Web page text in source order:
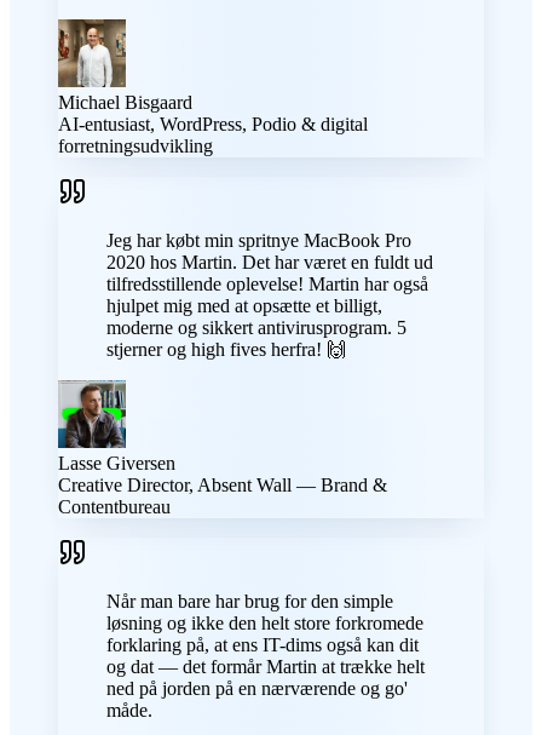
Michael Bisgaard
AI-entusiast, WordPress, Podio & digital
forretningsudvikling
Jeg har købt min spritnye MacBook Pro
2020 hos Martin. Det har været en fuldt ud
tilfredsstillende oplevelse! Martin har også
hjulpet mig med at opsætte et billigt,
moderne og sikkert antivirusprogram. 5
stjerner og high fives herfra! 🙌
Lasse Giversen
Creative Director, Absent Wall — Brand &
Contentbureau
Når man bare har brug for den simple
løsning og ikke den helt store forkromede
forklaring på, at ens IT-dims også kan dit
og dat — det formår Martin at trække helt
ned på jorden på en nærværende og go'
måde.